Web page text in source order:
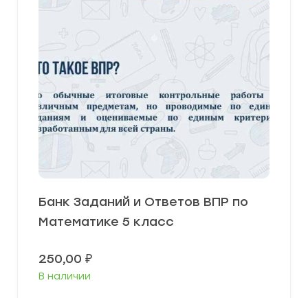
Банк Заданий и Ответов ВПР по
Математике 5 класс
250,00 ₽
В наличии